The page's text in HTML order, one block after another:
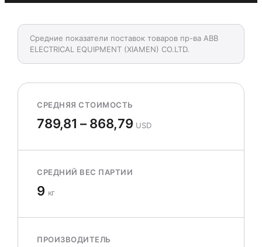
Средние показатели поставок товаров пр-ва ABB
ELECTRICAL EQUIPMENT (XIAMEN) CO.LTD.
СРЕДНЯЯ СТОИМОСТЬ
789,81 – 868,79 USD
СРЕДНИЙ ВЕС ПАРТИИ
9 кг
ПРОИЗВОДИТЕЛЬ